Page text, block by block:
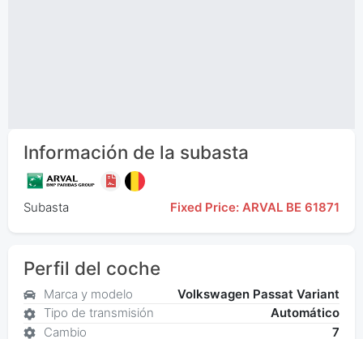
Información de la subasta
Subasta Fixed Price: ARVAL BE 61871
Perfil del coche
Marca y modelo
Volkswagen Passat Variant
Tipo de transmisión
Automático
Cambio
7